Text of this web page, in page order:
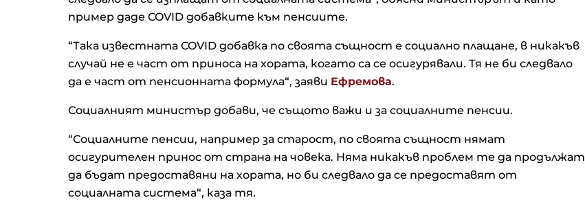
пример даде COVID добавките към пенсиите.
“Така известната COVID добавка по своята същност е социално плащане, в никакъв
случай не е част от приноса на хората, когато са се осигурявали. Тя не би следвало
да е част от пенсионната формула“, заяви Ефремова.
Социалният министър добави, че същото важи и за социалните пенсии.
“Социалните пенсии, например за старост, по своята същност нямат
осигурителен принос от страна на човека. Няма никакъв проблем те да продължат
да бъдат предоставяни на хората, но би следвало да се предоставят от
социалната система“, каза тя.
Кадър на деня за 6 август